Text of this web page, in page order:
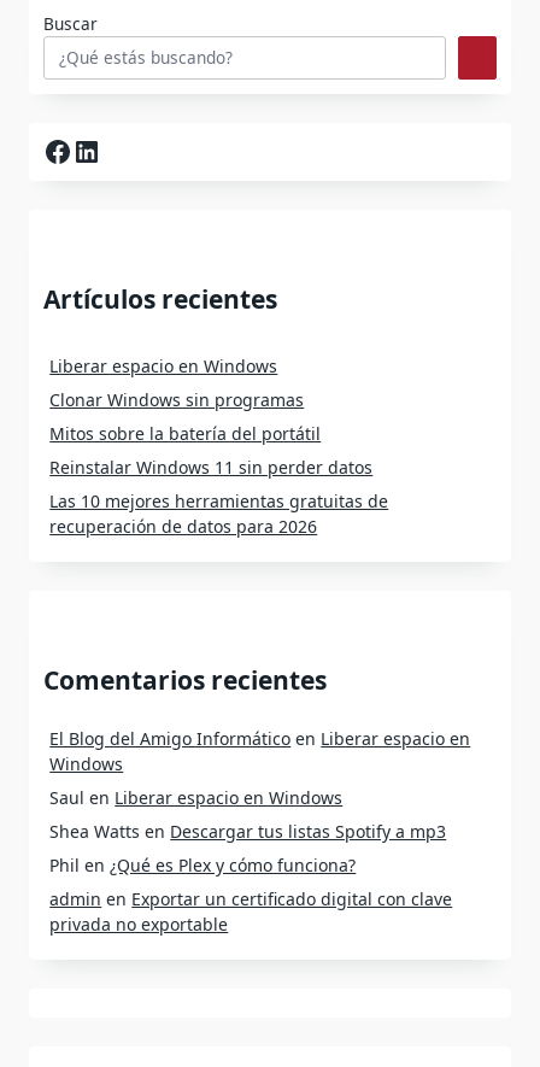
Buscar
Facebook
LinkedIn
Artículos recientes
Liberar espacio en Windows
Clonar Windows sin programas
Mitos sobre la batería del portátil
Reinstalar Windows 11 sin perder datos
Las 10 mejores herramientas gratuitas de
recuperación de datos para 2026
Comentarios recientes
El Blog del Amigo Informático en Liberar espacio en
Windows
Saul en Liberar espacio en Windows
Shea Watts en Descargar tus listas Spotify a mp3
Phil en ¿Qué es Plex y cómo funciona?
admin en Exportar un certificado digital con clave
privada no exportable